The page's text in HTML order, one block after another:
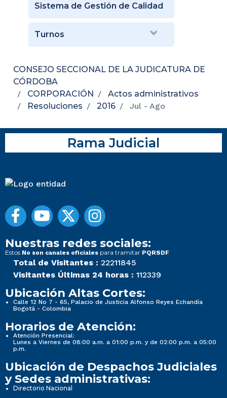
Sistema de Gestión de Calidad
Turnos
CONSEJO SECCIONAL DE LA JUDICATURA DE
CÓRDOBA
CORPORACIÓN
Actos administrativos
Resoluciones
2016 Jul - Ago
Rama Judicial
Nuestras redes sociales:
Estos No son canales oficiales para tramitar PQRSDF
Total de Visitantes : 22211845
Visitantes Últimas 24 horas : 112339
Ubicación Altas Cortes:
Calle 12 No 7 - 65, Palacio de Justicia Alfonso Reyes Echandía
Bogotá - Colombia
Horarios de Atención:
Atención Presencial:
Lunes a Viernes de 08:00 a.m. a 01:00 p.m. y de 02:00 p.m. a 05:00
p.m.
Ubicación de Despachos Judiciales
y Sedes administrativas:
Directorio Nacional